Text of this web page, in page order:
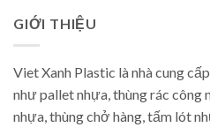
GIỚI THIỆU
Viet Xanh Plastic là nhà cung
như pallet nhựa, thùng rác công
nhựa, thùng chở hàng, tấm lót